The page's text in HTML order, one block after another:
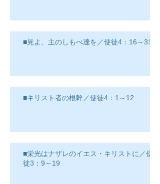
■見よ、主のしもべ達を／使徒4：16～31
■キリスト者の根幹／使徒4：1～12
■栄光はナザレのイエス・キリストに／使
徒3：9～19